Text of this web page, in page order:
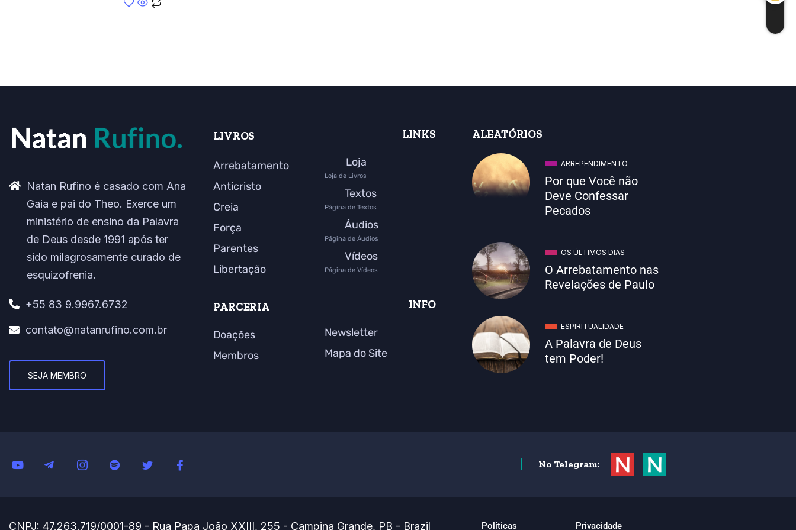
Natan Rufino é casado com Ana
Gaia e pai do Theo. Exerce um
ministério de ensino da Palavra
de Deus desde 1991 após ter
sido milagrosamente curado de
esquizofrenia.
+55 83 9.9967.6732
contato@natanrufino.com.br
SEJA MEMBRO
LIVROS
Arrebatamento
Anticristo
Creia
Força
Parentes
Libertação
PARCERIA
Doações
Membros
LINKS
Loja
Loja de Livros
Textos
Página de Textos
Áudios
Página de Áudios
Vídeos
Página de Vídeos
INFO
Newsletter
Mapa do Site
ALEATÓRIOS
ARREPENDIMENTO
Por que Você não
Deve Confessar
Pecados
OS ÚLTIMOS DIAS
O Arrebatamento nas
Revelações de Paulo
ESPIRITUALIDADE
A Palavra de Deus
tem Poder!
No Telegram:
CNPJ: 47.263.719/0001-89 - Rua Papa João XXIII, 255 - Campina Grande, PB - Brazil Políticas Privacidade